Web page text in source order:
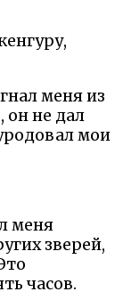
меня из
он не дал
мои
меня
зверей,
часов.